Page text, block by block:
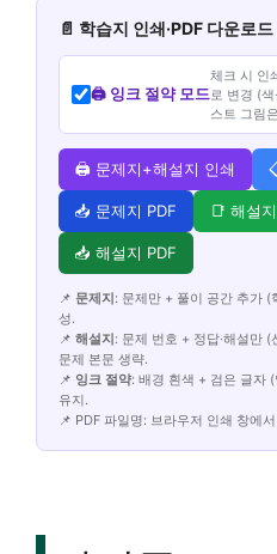
📄 학습지 인쇄·PDF 다운로드
🖨️ 잉크 절약 모드
체크 시 인
로 변경 (
스트 그림
🖨️ 문제지+해설지 인쇄
📥 문제지 PDF 📑 해설
📥 해설지 PDF
📌 문제지: 문제만 + 풀이 공간 추가 (
성.
📌 해설지: 문제 번호 + 정답·해설만
문제 본문 생략.
📌 잉크 절약: 배경 흰색 + 검은 글자
유지.
📌 PDF 파일명: 브라우저 인쇄 창에